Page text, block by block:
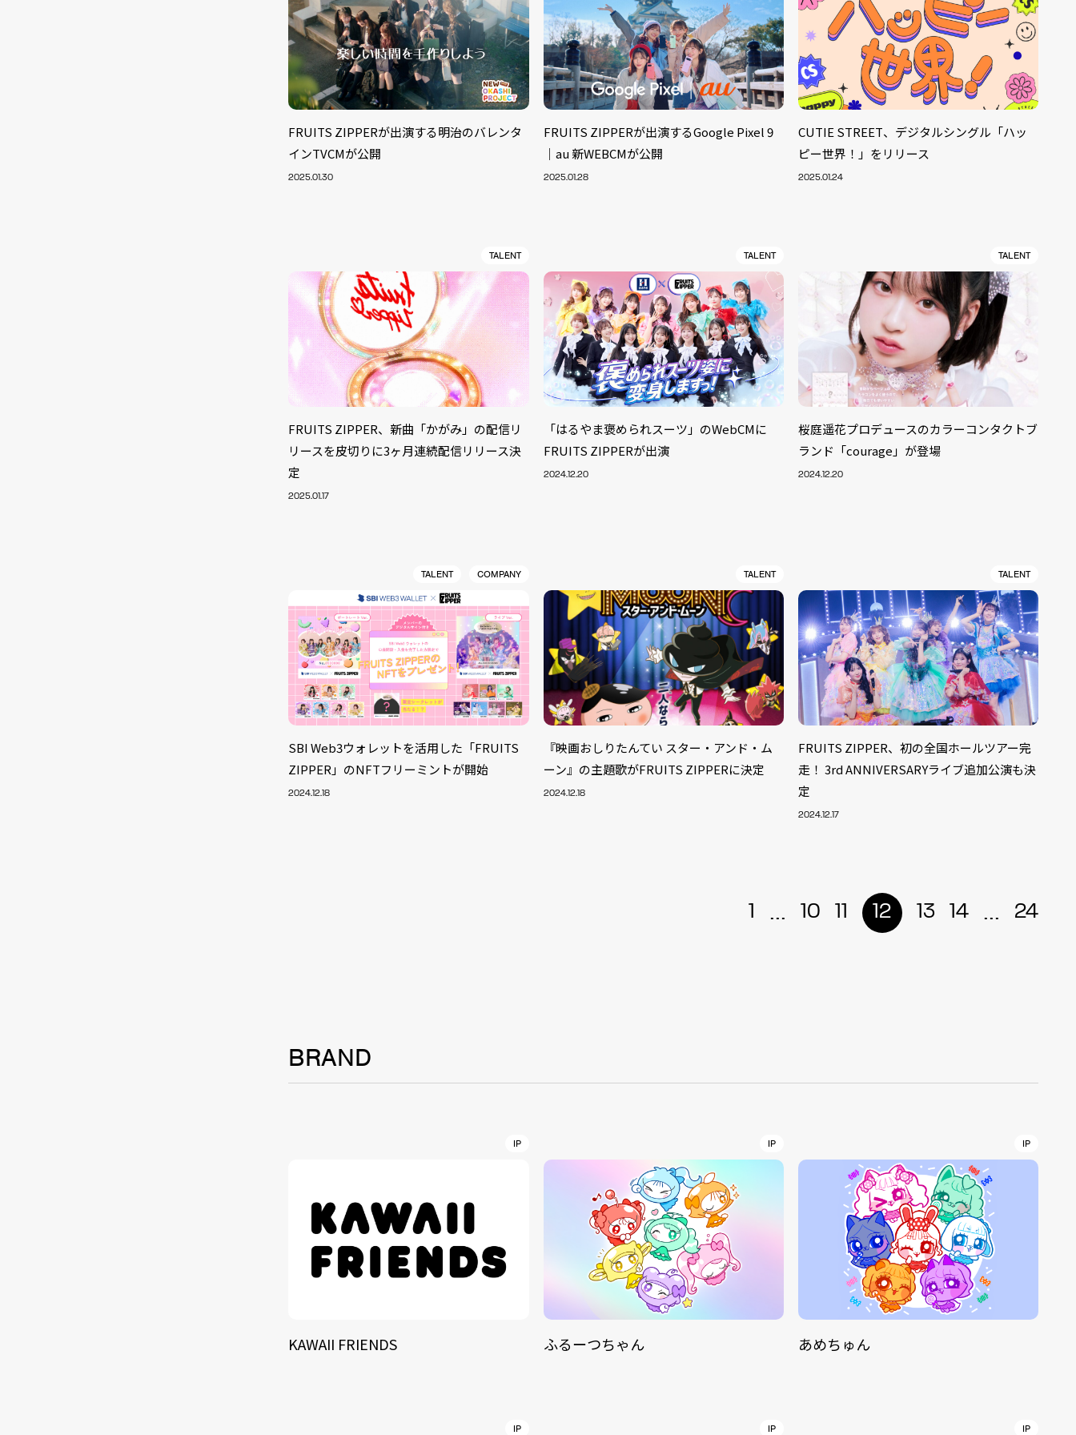
FRUITS ZIPPERが出演する明治のバレンタ
インTVCMが公開
2025.01.30
FRUITS ZIPPERが出演するGoogle Pixel 9
｜au 新WEBCMが公開
2025.01.28
CUTIE STREET、デジタルシングル「ハッ
ピー世界！」をリリース
2025.01.24
TALENT
FRUITS ZIPPER、新曲「かがみ」の配信リ
リースを皮切りに3ヶ月連続配信リリース決
定
2025.01.17
TALENT
「はるやま褒められスーツ」のWebCMに
FRUITS ZIPPERが出演
2024.12.20
TALENT
桜庭遥花プロデュースのカラーコンタクトブ
ランド「courage」が登場
2024.12.20
TALENT COMPANY
SBI Web3ウォレットを活用した「FRUITS
ZIPPER」のNFTフリーミントが開始
2024.12.18
TALENT
『映画おしりたんてい スター・アンド・ム
ーン』の主題歌がFRUITS ZIPPERに決定
2024.12.18
TALENT
FRUITS ZIPPER、初の全国ホールツアー完
走！ 3rd ANNIVERSARYライブ追加公演も決
定
2024.12.17
1 ... 10 11 12 13 14 ... 24
BRAND
IP
KAWAII FRIENDS
IP
ふるーつちゃん
IP
あめちゅん
IP IP IP
NEWS
SOLUTION
BRAND
CONTACT